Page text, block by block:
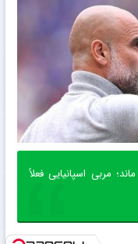
مربی اسپانیایی فعلاً